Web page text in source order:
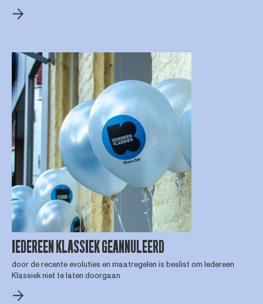
IEDEREEN KLASSIEK GEANNULEERD
door de recente evoluties en maatregelen is beslist om Iedereen
Klassiek niet te laten doorgaan